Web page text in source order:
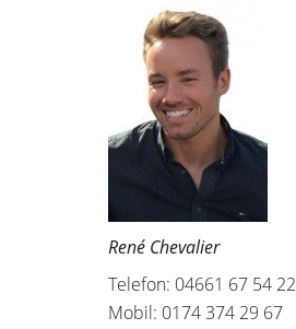
René Chevalier
Telefon: 04661 67 54 22
Mobil: 0174 374 29 67